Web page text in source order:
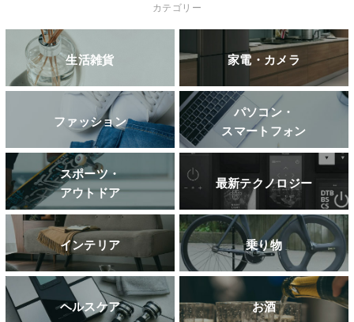
カテゴリー
生活雑貨 家電・カメラ
ファッション
パソコン・
スマートフォン
スポーツ・
アウトドア
最新テクノロジー
インテリア 乗り物
ヘルスケア お酒